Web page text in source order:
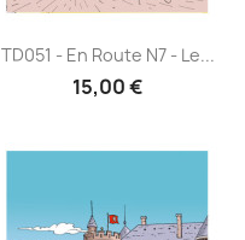
TD051 - En Route N7 - Le...
15,00 €